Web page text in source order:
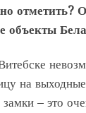
отметить?
объекты
на
– это